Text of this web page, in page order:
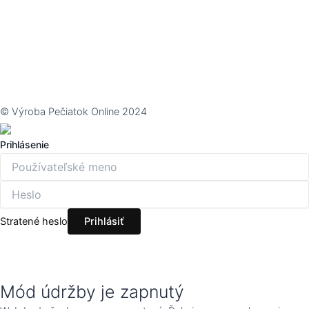
Mód údržby je zapnutý
© Výroba Pečiatok Online 2024
Prihlásenie
Stratené heslo